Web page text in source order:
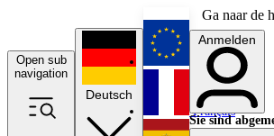
Ga naar de
Open sub
navigation
Deutsch
English
Français
Anmelden
Sie sind